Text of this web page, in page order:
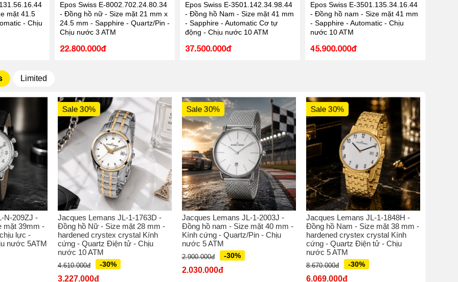
mặt 41.5
- Chịu
Epos Swiss E-8002.702.24.80.34
- Đồng hồ nữ - Size mặt 21 mm x
24.5 mm - Sapphire - Quartz/Pin -
Chịu nước 3 ATM
22.800.000đ
Epos Swiss E-3501.142.34.98.44
- Đồng hồ Nam - Size mặt 41 mm
- Sapphire - Automatic Cơ tự
động - Chịu nước 10 ATM
37.500.000đ
Epos Swiss E-3501.135.34.16.44
- Đồng hồ nam - Size mặt 41 mm
- Sapphire - Automatic - Chịu
nước 10 ATM
45.900.000đ
Limited
N-209ZJ -
mặt 39mm -
lực -
nước 5ATM
Sale 30%
Jacques Lemans JL-1-1763D -
Đồng hồ Nữ - Size mặt 28 mm -
hardened crystex crystal Kính
cứng - Quartz Điện tử - Chịu
nước 10 ATM
4.610.000đ -30%
3.227.000đ
Sale 30%
Jacques Lemans JL-1-2003J -
Đồng hồ nam - Size mặt 40 mm -
Kính cứng - Quartz/Pin - Chịu
nước 5 ATM
2.900.000đ -30%
2.030.000đ
Sale 30%
Jacques Lemans JL-1-1848H -
Đồng hồ Nam - Size mặt 38 mm -
hardened crystex crystal Kính
cứng - Quartz Điện tử - Chịu
nước 5 ATM
8.670.000đ -30%
6.069.000đ